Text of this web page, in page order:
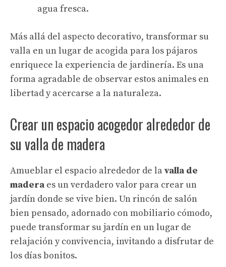
agua fresca.
Más allá del aspecto decorativo, transformar su
valla en un lugar de acogida para los pájaros
enriquece la experiencia de jardinería. Es una
forma agradable de observar estos animales en
libertad y acercarse a la naturaleza.
Crear un espacio acogedor alrededor de
su valla de madera
Amueblar el espacio alrededor de lavalla de
madera es un verdadero valor para crear un
jardín donde se vive bien. Un rincón de salón
bien pensado, adornado con mobiliario cómodo,
puede transformar su jardín en un lugar de
relajación y convivencia, invitando a disfrutar de
los días bonitos.